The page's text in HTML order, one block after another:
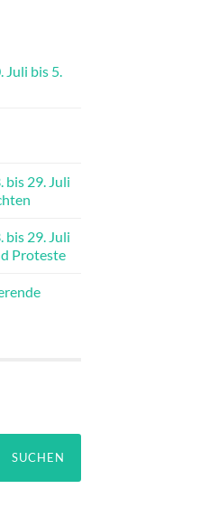
Juli bis 5.
bis 29. Juli
bis 29. Juli
Proteste